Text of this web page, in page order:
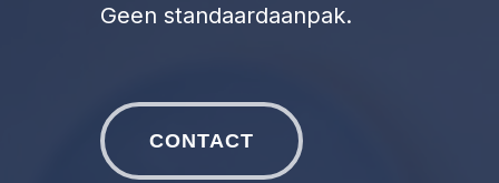
Geen standaardaanpak.
CONTACT